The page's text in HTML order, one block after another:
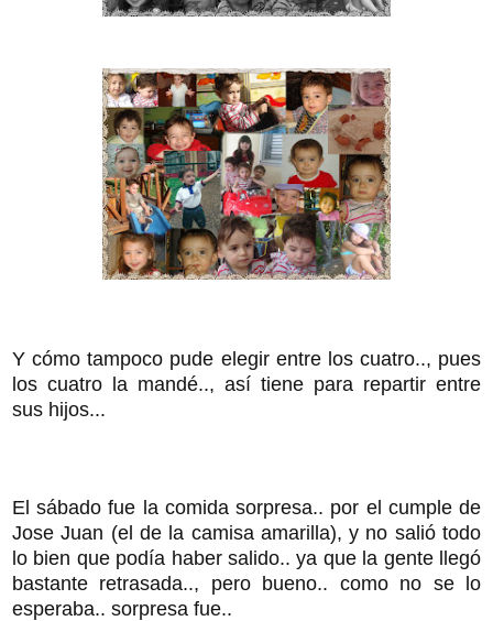
Y cómo tampoco pude elegir entre los cuatro.., pues
los cuatro la mandé.., así tiene para repartir entre
sus hijos...
El sábado fue la comida sorpresa.. por el cumple de
Jose Juan (el de la camisa amarilla), y no salió todo
lo bien que podía haber salido.. ya que la gente llegó
bastante retrasada.., pero bueno.. como no se lo
esperaba.. sorpresa fue..